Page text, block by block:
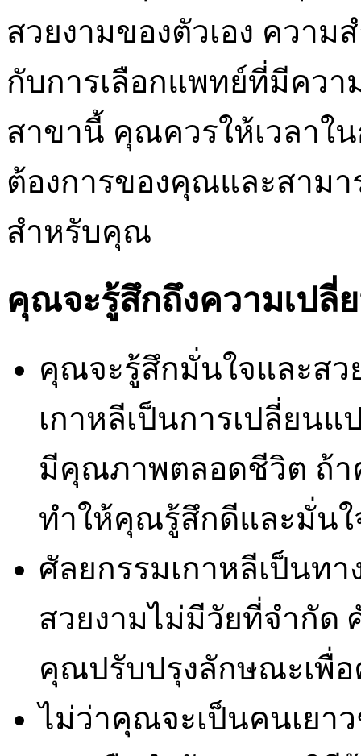
สวยงามของตัวเอง ความ
กับการเลือกแพทย์ที่มีคว
สาขานี้ คุณควรให้เวลาใ
ต้องการของคุณและสาม
สำหรับคุณ
คุณจะรู้สึกถึงความเปลี่
คุณจะรู้สึกมั่นใจและสว
เกาหลีเป็นการเปลี่ยน
มีคุณภาพตลอดชีวิต ถ้า
ทำให้คุณรู้สึกดีและมั่นใ
ศัลยกรรมเกาหลีเป็นท
สวยงามไม่มีวัยที่จำกัด
คุณปรับปรุงลักษณะเพื่อ
ไม่ว่าคุณจะเป็นคนเยา